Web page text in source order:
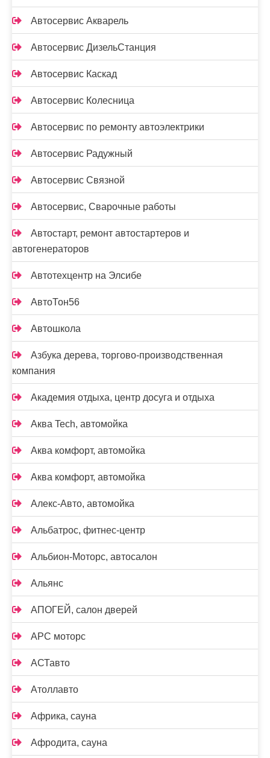
Автосервис Акварель
Автосервис ДизельСтанция
Автосервис Каскад
Автосервис Колесница
Автосервис по ремонту автоэлектрики
Автосервис Радужный
Автосервис Связной
Автосервис, Сварочные работы
Автостарт, ремонт автостартеров и
автогенераторов
Автотехцентр на Элсибе
АвтоТон56
Автошкола
Азбука дерева, торгово-производственная
компания
Академия отдыха, центр досуга и отдыха
Аква Tech, автомойка
Аква комфорт, автомойка
Аква комфорт, автомойка
Алекс-Авто, автомойка
Альбатрос, фитнес-центр
Альбион-Моторс, автосалон
Альянс
АПОГЕЙ, салон дверей
АРС моторс
АСТавто
Атоллавто
Африка, сауна
Афродита, сауна